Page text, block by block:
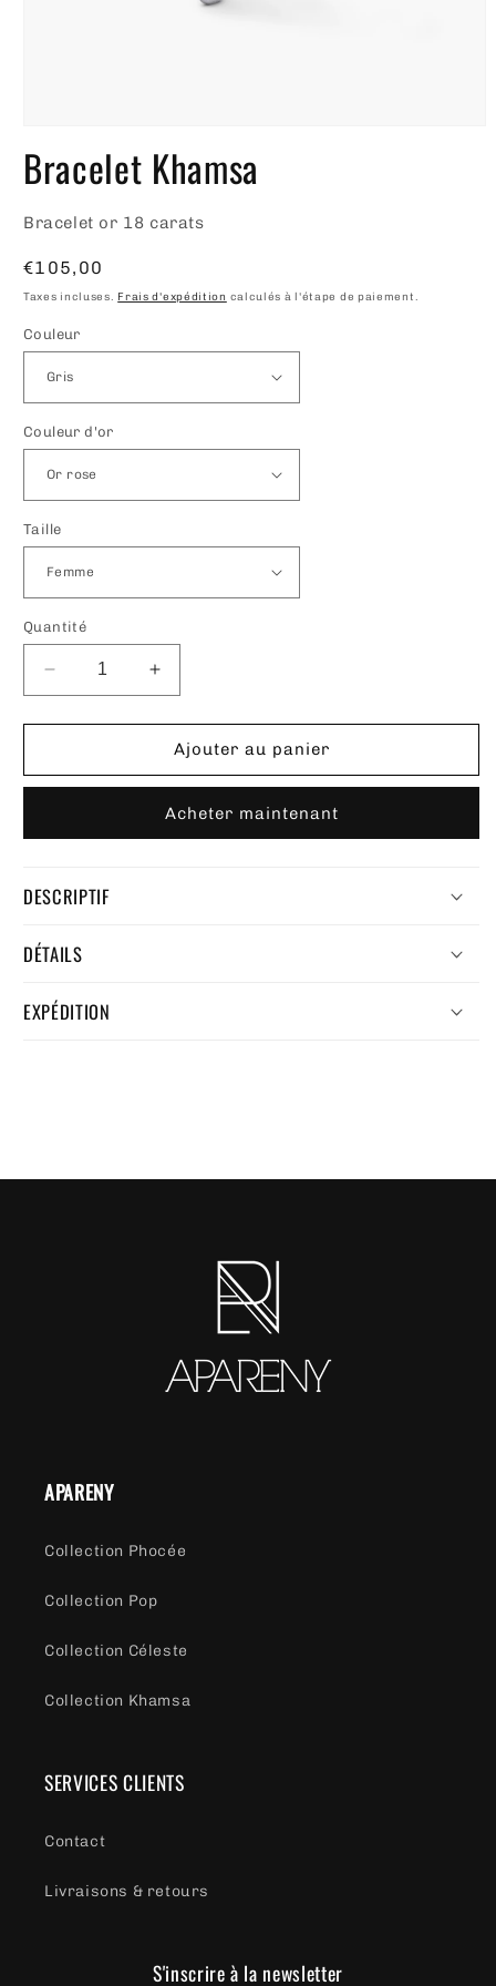
média
1
une
fenêtre
Bracelet Khamsa
Bracelet or 18 carats
Prix
habituel
€105,00
Taxes incluses. Frais d'expédition calculés à l'étape de paiement.
Couleur
Couleur d'or
Taille
Quantité
Réduire
la
quantité
Bracelet
Augmenter
la
quantité
de
Bracelet
Ajouter au panier
Acheter maintenant
DESCRIPTIF
DÉTAILS
EXPÉDITION
APARENY
Collection Phocée
Collection Pop
Collection Céleste
Collection Khamsa
SERVICES CLIENTS
Contact
Livraisons & retours
S'inscrire à la newsletter